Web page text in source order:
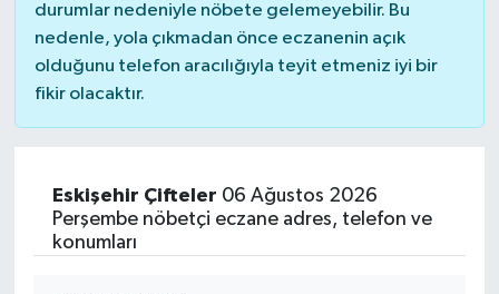
durumlar nedeniyle nöbete gelemeyebilir. Bu
nedenle, yola çıkmadan önce eczanenin açık
olduğunu telefon aracılığıyla teyit etmeniz iyi bir
fikir olacaktır.
Eskişehir Çifteler 06 Ağustos 2026
Perşembe nöbetçi eczane adres, telefon ve
konumları